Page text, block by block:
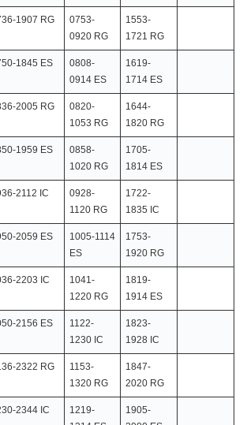
1907 RG
0753-
0920 RG
1553-
1721 RG
1845 ES
0808-
0914 ES
1619-
1714 ES
2005 RG
0820-
1053 RG
1644-
1820 RG
1959 ES
0858-
1020 RG
1705-
1814 ES
2112 IC
0928-
1120 RG
1722-
1835 IC
2059 ES
1005-1114
ES
1753-
1920 RG
2203 IC
1041-
1220 RG
1819-
1914 ES
2156 ES
1122-
1230 IC
1823-
1928 IC
2322 RG
1153-
1320 RG
1847-
2020 RG
2344 IC
1219-
1905-